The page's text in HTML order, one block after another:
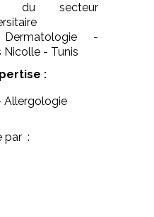
du secteur
-
Nicolle - Tunis
:
Allergologie
par :